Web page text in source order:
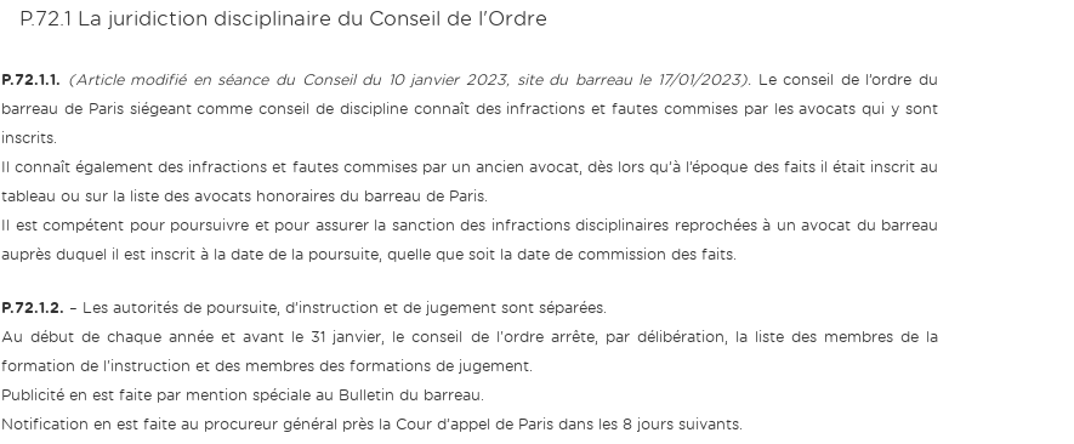
P.72.1 La juridiction disciplinaire du Conseil de l'Ordre
P.72.1.1. (Article modifié en séance du Conseil du 10 janvier 2023, site du barreau le 17/01/2023). Le conseil de l’ordre du
barreau de Paris siégeant comme conseil de discipline connaît des infractions et fautes commises par les avocats qui y sont
inscrits.
Il connaît également des infractions et fautes commises par un ancien avocat, dès lors qu’à l’époque des faits il était inscrit au
tableau ou sur la liste des avocats honoraires du barreau de Paris.
Il est compétent pour poursuivre et pour assurer la sanction des infractions disciplinaires reprochées à un avocat du barreau
auprès duquel il est inscrit à la date de la poursuite, quelle que soit la date de commission des faits.
P.72.1.2. – Les autorités de poursuite, d’instruction et de jugement sont séparées.
Au début de chaque année et avant le 31 janvier, le conseil de l'ordre arrête, par délibération, la liste des membres de la
formation de l'instruction et des membres des formations de jugement.
Publicité en est faite par mention spéciale au Bulletin du barreau.
Notification en est faite au procureur général près la Cour d’appel de Paris dans les 8 jours suivants.